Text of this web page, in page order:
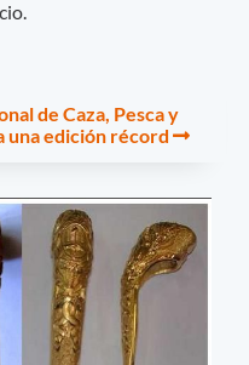
de Caza, Pesca y
una edición récord